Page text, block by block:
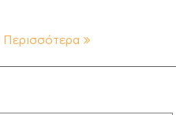
Περισσότερα